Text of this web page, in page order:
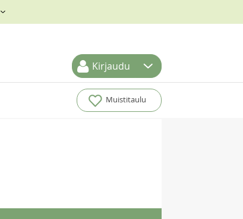
Kirjaudu
Muistitaulu